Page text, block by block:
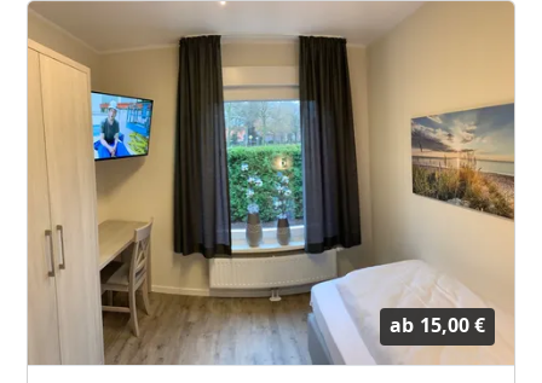
ab 15,00 €